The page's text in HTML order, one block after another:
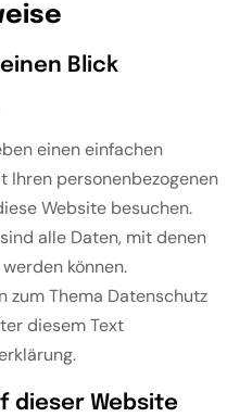
Blick
einen einfachen
Ihren personenbezogenen
Website besuchen.
alle Daten, mit denen
können.
zum Thema Datenschutz
diesem Text
dieser Website